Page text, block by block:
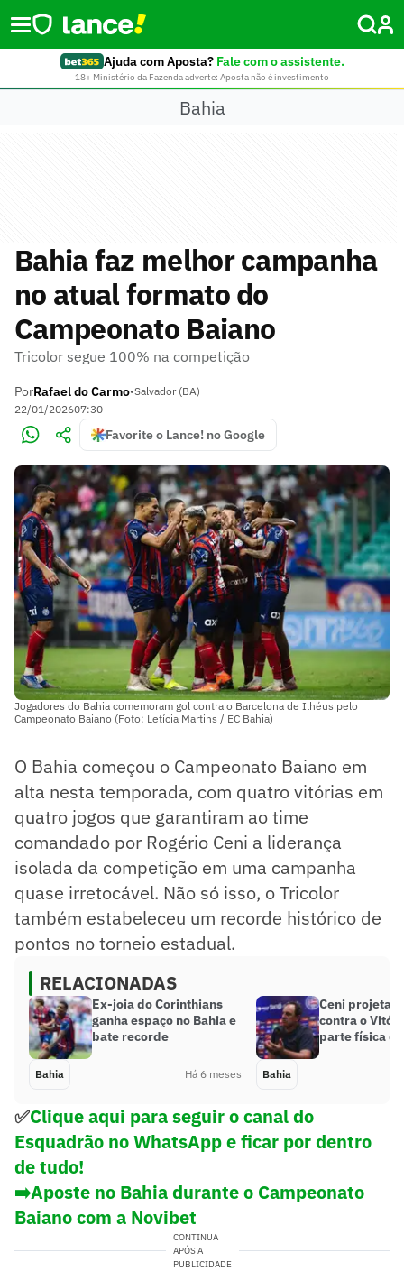
Ajuda com Aposta? Fale com o assistente.
18+ Ministério da Fazenda adverte: Aposta não é investimento
Bahia
Bahia faz melhor campanha
no atual formato do
Campeonato Baiano
Tricolor segue 100% na competição
PorRafael do Carmo•Salvador (BA)
22/01/202607:30
Favorite o Lance! no Google
Jogadores do Bahia comemoram gol contra o Barcelona de Ilhéus pelo
Campeonato Baiano (Foto: Letícia Martins / EC Bahia)
O Bahia começou o Campeonato Baiano em
alta nesta temporada, com quatro vitórias em
quatro jogos que garantiram ao time
comandado por Rogério Ceni a liderança
isolada da competição em uma campanha
quase irretocável. Não só isso, o Tricolor
também estabeleceu um recorde histórico de
pontos no torneio estadual.
RELACIONADAS
Ex-joia do Corinthians
ganha espaço no Bahia e
bate recorde
Bahia Há 6 meses
Ceni projeta
contra o
parte física
Bahia
✅Clique aqui para seguir o canal do
Esquadrão no WhatsApp e ficar por dentro
de tudo!
➡️Aposte no Bahia durante o Campeonato
Baiano com a Novibet
CONTINUA
APÓS A
PUBLICIDADE